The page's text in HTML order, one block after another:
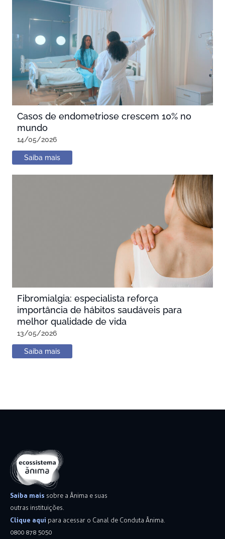
Casos de endometriose crescem 10% no
mundo
14/05/2026
Saiba mais
Fibromialgia: especialista reforça
importância de hábitos saudáveis para
melhor qualidade de vida
13/05/2026
Saiba mais
Saiba mais sobre a Ânima e suas
outras instituições.
Clique aqui para acessar o Canal de Conduta Ânima.
0800 878 5050